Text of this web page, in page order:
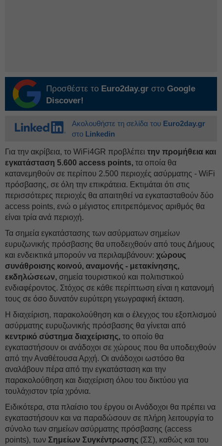
Προσθέστε το Euro2day.gr στο Google
Discover!
Ακολουθήστε τη σελίδα του Euro2day.gr
στο Linkedin
Για την ακρίβεια, το WiFi4GR προβλέπει την προμήθεια και
εγκατάσταση 5.600 access points, τα οποία θα
κατανεμηθούν σε περίπου 2.500 περιοχές ασύρματης - WiFi
πρόσβασης, σε όλη την επικράτεια. Εκτιμάται ότι στις
περισσότερες περιοχές θα απαιτηθεί να εγκατασταθούν δύο
access points, ενώ ο μέγιστος επιτρεπόμενος αριθμός θα
είναι τρία ανά περιοχή.
Τα σημεία εγκατάστασης των ασύρματων σημείων
ευρυζωνικής πρόσβασης θα υποδειχθούν από τους Δήμους
και ενδεικτικά μπορούν να περιλαμβάνουν: χώρους
συνάθροισης κοινού, αναμονής - μετακίνησης,
εκδηλώσεων, σημεία τουριστικού και πολιτιστικού
ενδιαφέροντος. Στόχος σε κάθε περίπτωση είναι η κατανομή
τους σε όσο δυνατόν ευρύτερη γεωγραφική έκταση.
Η διαχείριση, παρακολούθηση και ο έλεγχος του εξοπλισμού
ασύρματης ευρυζωνικής πρόσβασης θα γίνεται από
κεντρικό σύστημα διαχείρισης, το οποίο θα
εγκαταστήσουν οι ανάδοχοι σε χώρους που θα υποδειχθούν
από την Αναθέτουσα Αρχή. Οι ανάδοχοι ωστόσο θα
αναλάβουν πέρα από την εγκατάσταση και την
παρακολούθηση και διαχείριση όλου του δικτύου για
τουλάχιστον τρία χρόνια.
Ειδικότερα, στα πλαίσιο του έργου οι Ανάδοχοι θα πρέπει να
εγκαταστήσουν και να παραδώσουν σε πλήρη λειτουργία το
σύνολο των σημείων ασύρματης πρόσβασης (access
points), των Σημείων Συγκέντρωσης (ΣΣ), καθώς και του